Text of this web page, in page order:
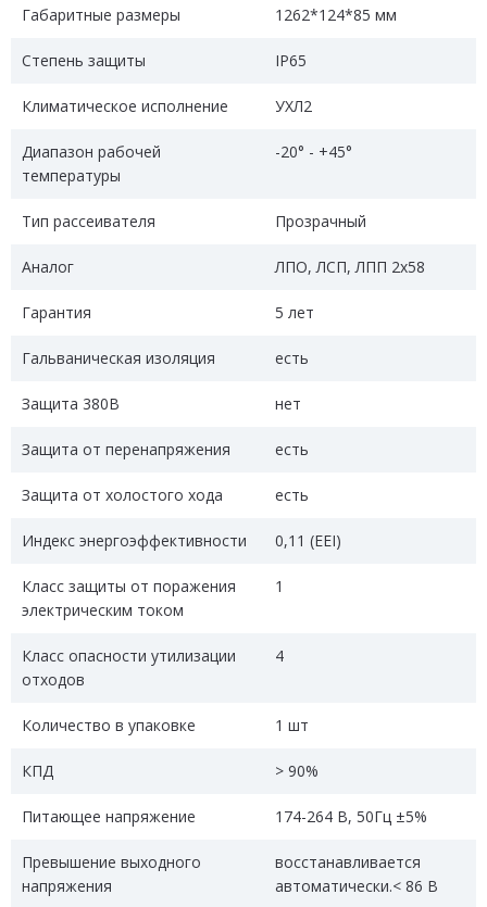
Габаритные размеры 1262*124*85 мм
Степень защиты IP65
Климатическое исполнение УХЛ2
Диапазон рабочей
температуры
-20° - +45°
Тип рассеивателя Прозрачный
Аналог ЛПО, ЛСП, ЛПП 2х58
Гарантия 5 лет
Гальваническая изоляция есть
Защита 380В нет
Защита от перенапряжения есть
Защита от холостого хода есть
Индекс энергоэффективности 0,11 (EEI)
Класс защиты от поражения
электрическим током
1
Класс опасности утилизации
отходов
4
Количество в упаковке 1 шт
КПД > 90%
Питающее напряжение 174-264 В, 50Гц ±5%
Превышение выходного
напряжения
восстанавливается
автоматически.< 86 В